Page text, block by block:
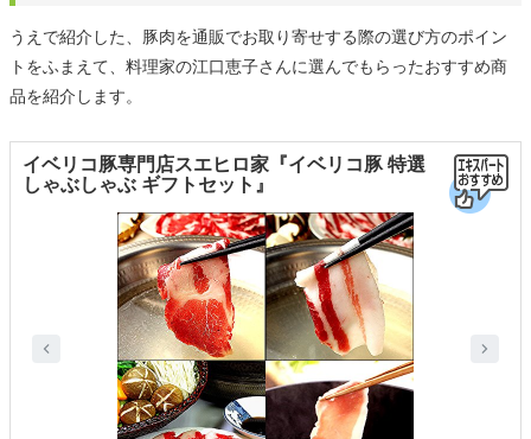
うえで紹介した、豚肉を通販でお取り寄せする際の選び方のポイン
トをふまえて、料理家の江口恵子さんに選んでもらったおすすめ商
品を紹介します。
イベリコ豚専門店スエヒロ家『イベリコ豚 特選
しゃぶしゃぶ ギフトセット』